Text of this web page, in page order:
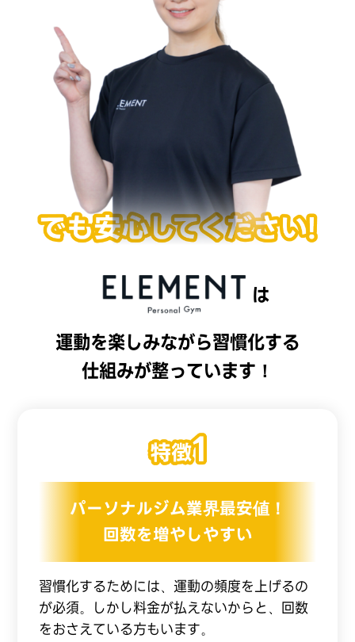
は
運動を楽しみながら習慣化する
仕組みが整っています！
パーソナルジム業界最安値！
回数を増やしやすい
習慣化するためには、運動の頻度を上げるの
が必須。しかし料金が払えないからと、回数
をおさえている方もいます。